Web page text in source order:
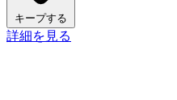
キープする
詳細を見る